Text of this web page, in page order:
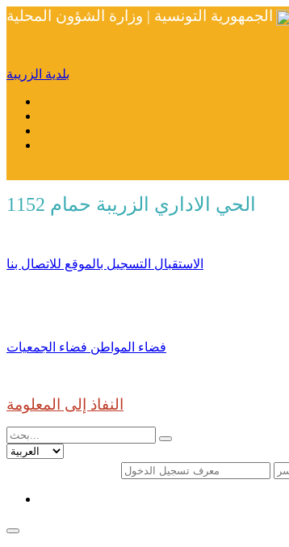
الجمهورية التونسية | وزارة الشؤون المحلية
بلدية الزريبة
الحي الاداري الزريبة حمام 1152
الاستقبال التسجيل بالموقع للاتصال بنا
فضاء المواطن فضاء الجمعيات
النفاذ إلى المعلومة